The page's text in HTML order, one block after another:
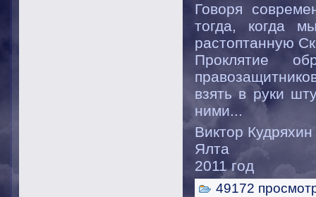
Говоря
тогда, когда
растоптанную
Проклятие
взять в руки
ними...
Виктор Кудряхин
Ялта
2011 год
49172